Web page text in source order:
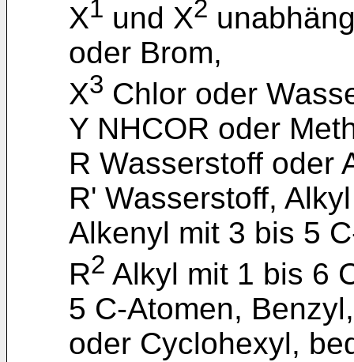
X1 und X2
oder Brom,
X3 Chlor oder
Y NHCOR oder
R Wasserstoff oder
R' Wasserstoff,
Alkenyl mit 3 bis 5
R2 Alkyl mit 1 bis 6
5 C-Atomen,
oder Cyclohexyl,